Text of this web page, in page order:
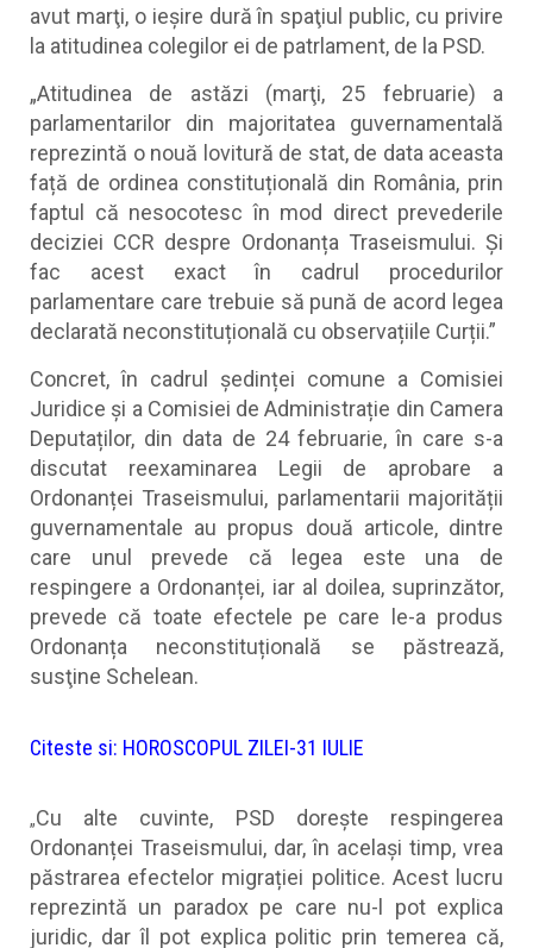
avut marţi, o ieşire dură în spaţiul public, cu privire
la atitudinea colegilor ei de patrlament, de la PSD.
„Atitudinea de astăzi (marţi, 25 februarie) a
parlamentarilor din majoritatea guvernamentală
reprezintă o nouă lovitură de stat, de data aceasta
față de ordinea constituțională din România, prin
faptul că nesocotesc în mod direct prevederile
deciziei CCR despre Ordonanța Traseismului. Și
fac acest exact în cadrul procedurilor
parlamentare care trebuie să pună de acord legea
declarată neconstituțională cu observațiile Curții.”
Concret, în cadrul ședinței comune a Comisiei
Juridice și a Comisiei de Administrație din Camera
Deputaților, din data de 24 februarie, în care s-a
discutat reexaminarea Legii de aprobare a
Ordonanței Traseismului, parlamentarii majorității
guvernamentale au propus două articole, dintre
care unul prevede că legea este una de
respingere a Ordonanței, iar al doilea, suprinzător,
prevede că toate efectele pe care le-a produs
Ordonanța neconstituțională se păstrează,
susţine Schelean.
Citeste si: HOROSCOPUL ZILEI-31 IULIE
„Cu alte cuvinte, PSD dorește respingerea
Ordonanței Traseismului, dar, în același timp, vrea
păstrarea efectelor migrației politice. Acest lucru
reprezintă un paradox pe care nu-l pot explica
juridic, dar îl pot explica politic prin temerea că,